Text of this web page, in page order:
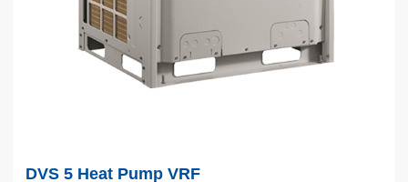
DVS 5 Heat Pump VRF